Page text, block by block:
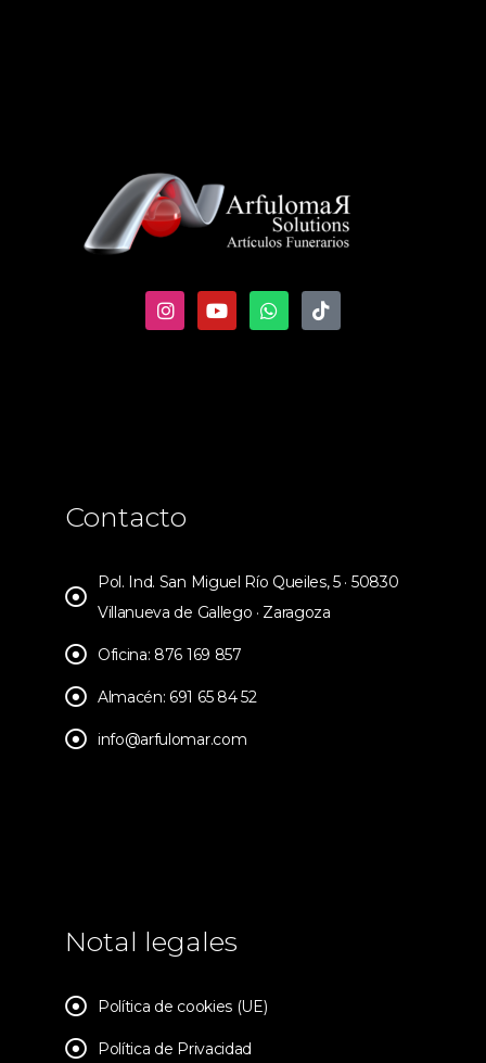
Contacto
Pol. Ind. San Miguel Río Queiles, 5 · 50830
Villanueva de Gallego · Zaragoza
Oficina: 876 169 857
Almacén: 691 65 84 52
info@arfulomar.com
Notal legales
Política de cookies (UE)
Política de Privacidad